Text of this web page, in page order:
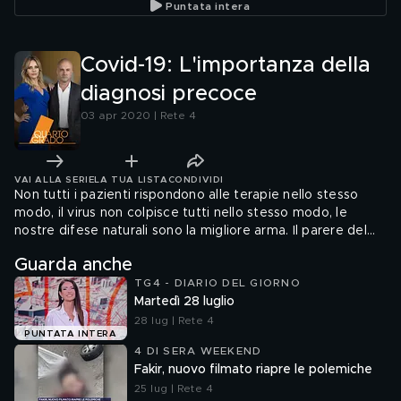
Puntata intera
Covid-19: L'importanza della
diagnosi precoce
03 apr 2020 | Rete 4
VAI ALLA SERIE LA TUA LISTA CONDIVIDI
Non tutti i pazienti rispondono alle terapie nello stesso
modo, il virus non colpisce tutti nello stesso modo, le
nostre difese naturali sono la migliore arma. Il parere del
Guarda anche
PUNTATA INTERA
TG4 - DIARIO DEL GIORNO
Martedì 28 luglio
28 lug | Rete 4
4 DI SERA WEEKEND
Fakir, nuovo filmato riapre le polemiche
25 lug | Rete 4